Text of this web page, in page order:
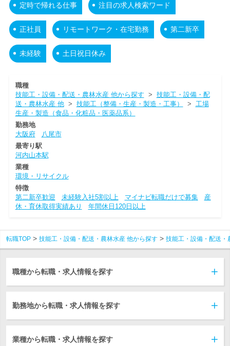
定時で帰れる仕事 注目の求人検索ワード
正社員 リモートワーク・在宅勤務 第二新卒
未経験 土日祝日休み
職種
技能工・設備・配送・農林水産 他から探す > 技能工・設備・配
送・農林水産 他> 技能工（整備・生産・製造・工事） > 工場
生産・製造（食品・化粧品・医薬品系）
勤務地
大阪府
八尾市
最寄り駅
河内山本駅
業種
環境・リサイクル
特徴
第二新卒歓迎
未経験入社5割以上 マイナビ転職だけで募集
産
休・育休取得実績あり
年間休日120日以上
転職TOP 技能工・設備・配送・農林水産 他から探す 技能工・設備・配送・
職種から転職・求人情報を探す
勤務地から転職・求人情報を探す
業種から転職・求人情報を探す